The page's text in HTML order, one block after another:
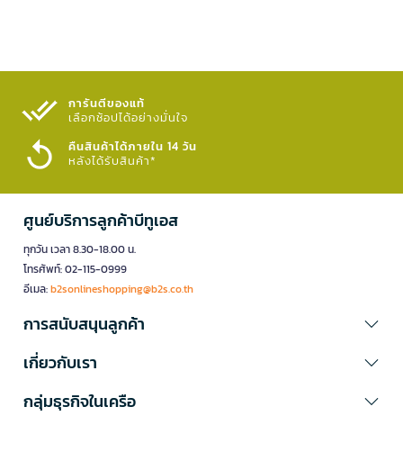
การันตีของแท้
เลือกช้อปได้อย่างมั่นใจ​
คืนสินค้าได้ภายใน 14 วัน
หลังได้รับสินค้า*
ศูนย์บริการลูกค้าบีทูเอส
ทุกวัน เวลา 8.30-18.00 น.
โทรศัพท์: 02-115-0999
อีเมล:b2sonlineshopping@b2s.co.th
การสนับสนุนลูกค้า
เกี่ยวกับเรา
กลุ่มธุรกิจในเครือ